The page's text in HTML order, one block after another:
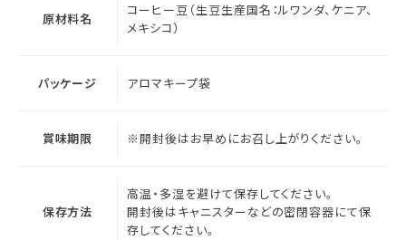
原材料名
コーヒー豆（生豆生産国名：ルワンダ、ケニア、
メキシコ）
パッケージ アロマキープ袋
賞味期限 ※開封後はお早めにお召し上がりください。
保存方法
高温・多湿を避けて保存してください。
開封後はキャニスターなどの密閉容器にて保
存してください。